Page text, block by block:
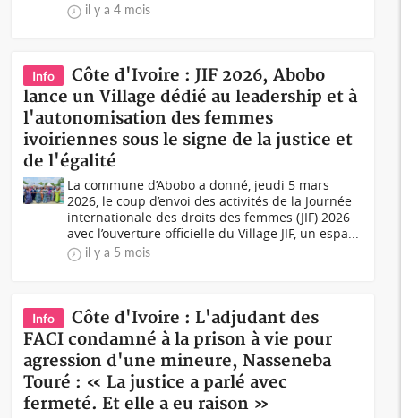
il y a 4 mois
Info
Côte d'Ivoire : JIF 2026, Abobo
lance un Village dédié au leadership et à
l'autonomisation des femmes
ivoiriennes sous le signe de la justice et
de l'égalité
La commune d’Abobo a donné, jeudi 5 mars
2026, le coup d’envoi des activités de la Journée
internationale des droits des femmes (JIF) 2026
avec l’ouverture officielle du Village JIF, un espa...
il y a 5 mois
Info
Côte d'Ivoire : L'adjudant des
FACI condamné à la prison à vie pour
agression d'une mineure, Nasseneba
Touré : « La justice a parlé avec
fermeté. Et elle a eu raison »